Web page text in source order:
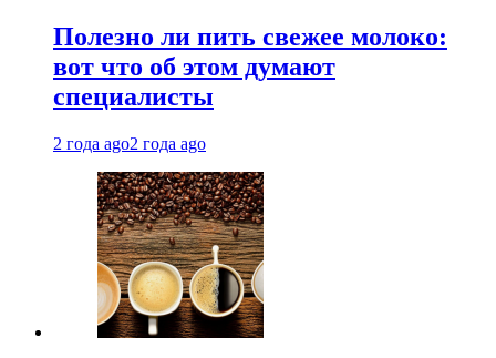
Полезно ли пить свежее молоко:
вот что об этом думают
специалисты
2 года ago2 года ago